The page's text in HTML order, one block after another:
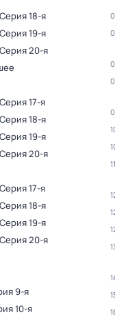
18-я
19-я
20-я
17-я
18-я
19-я
20-я
17-я
18-я
19-я
20-я
9-я
10-я